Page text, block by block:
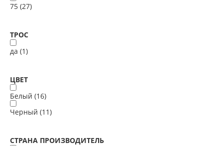
75 (27)
ТРОС
да (1)
ЦВЕТ
Белый (16)
Черный (11)
СТРАНА ПРОИЗВОДИТЕЛЬ